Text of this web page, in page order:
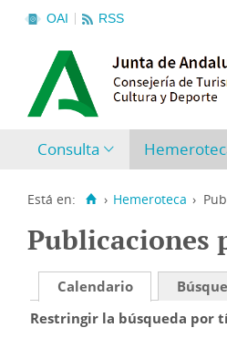
OAI RSS
Consulta
Está en: › Hemeroteca ›
Publicaciones
Calendario
Restringir la búsqueda por